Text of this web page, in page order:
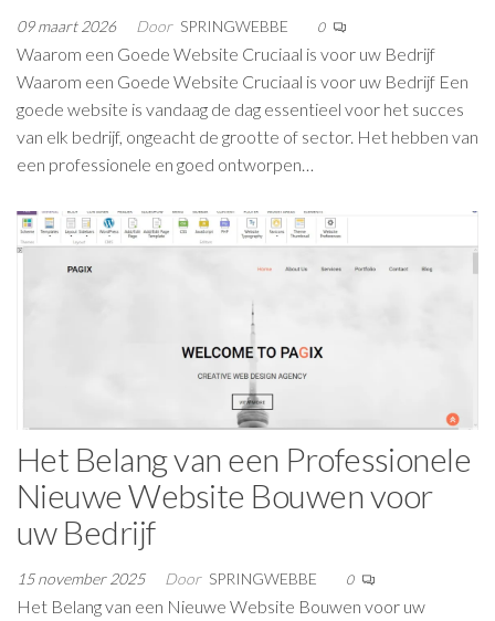
09 maart 2026 Door SPRINGWEBBE 0
Waarom een Goede Website Cruciaal is voor uw Bedrijf
Waarom een Goede Website Cruciaal is voor uw Bedrijf Een
goede website is vandaag de dag essentieel voor het succes
van elk bedrijf, ongeacht de grootte of sector. Het hebben van
een professionele en goed ontworpen…
Het Belang van een Professionele
Nieuwe Website Bouwen voor
uw Bedrijf
15 november 2025 Door SPRINGWEBBE 0
Het Belang van een Nieuwe Website Bouwen voor uw